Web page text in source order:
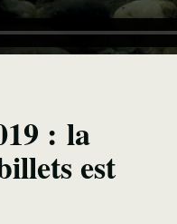
: la
est